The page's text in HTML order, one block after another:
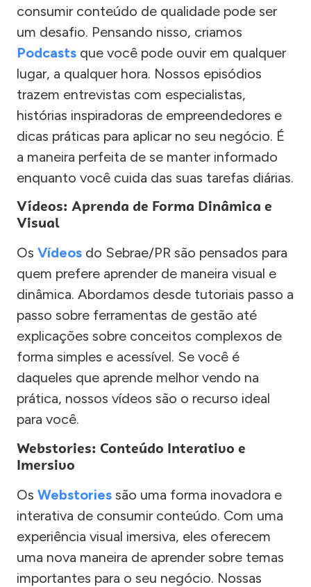
consumir conteúdo de qualidade pode ser
um desafio. Pensando nisso, criamos
Podcasts que você pode ouvir em qualquer
lugar, a qualquer hora. Nossos episódios
trazem entrevistas com especialistas,
histórias inspiradoras de empreendedores e
dicas práticas para aplicar no seu negócio. É
a maneira perfeita de se manter informado
enquanto você cuida das suas tarefas diárias.
Vídeos: Aprenda de Forma Dinâmica e
Visual
Os Vídeos do Sebrae/PR são pensados para
quem prefere aprender de maneira visual e
dinâmica. Abordamos desde tutoriais passo a
passo sobre ferramentas de gestão até
explicações sobre conceitos complexos de
forma simples e acessível. Se você é
daqueles que aprende melhor vendo na
prática, nossos vídeos são o recurso ideal
para você.
Webstories: Conteúdo Interativo e
Imersivo
Os Webstories são uma forma inovadora e
interativa de consumir conteúdo. Com uma
experiência visual imersiva, eles oferecem
uma nova maneira de aprender sobre temas
importantes para o seu negócio. Nossas